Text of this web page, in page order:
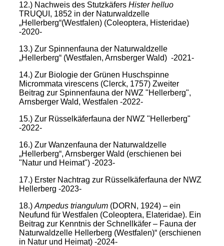
12.) Nachweis des Stutzkäfers Hister helluo
TRUQUI, 1852 in der Naturwaldzelle
„Hellerberg“(Westfalen) (Coleoptera, Histeridae)
-2020-
13.)Zur Spinnenfauna der Naturwaldzelle
„Hellerberg“ (Westfalen, Arnsberger Wald)-2021-
14.) Zur Biologie der Grünen Huschspinne
Micrommata virescens (Clerck, 1757) Zweiter
Beitrag zur Spinnenfauna der NWZ "Hellerberg",
Arnsberger Wald, Westfalen -2022-
15.) Zur Rüsselkäferfauna der NWZ "Hellerberg"
-2022-
16.) Zur Wanzenfauna der Naturwaldzelle
„Hellerberg“, Arnsberger Wald (erschienen bei
"Natur und Heimat") -2023-
17.) Erster Nachtrag zur Rüsselkäferfauna der NWZ
Hellerberg -2023-
18.) Ampedus triangulum(DORN, 1924) – ein
Neufund für Westfalen (Coleoptera, Elateridae). Ein
Beitrag zur Kenntnis der Schnellkäfer – Fauna der
Naturwaldzelle Hellerberg (Westfalen)“ (erschienen
in Natur und Heimat) -2024-